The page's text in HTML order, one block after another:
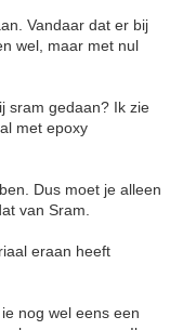
Vandaar dat er bij
wel, maar met nul
sram gedaan? Ik zie
met epoxy
Dus moet je alleen
van Sram.
eraan heeft
nog wel eens een